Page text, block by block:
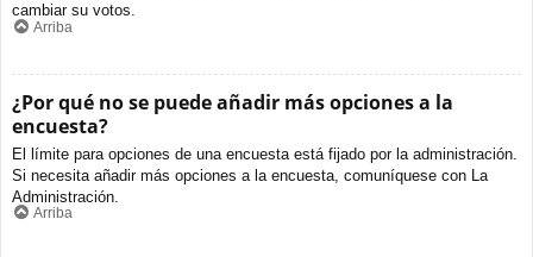
cambiar su votos.
Arriba
¿Por qué no se puede añadir más opciones a la
encuesta?
El límite para opciones de una encuesta está fijado por la administración.
Si necesita añadir más opciones a la encuesta, comuníquese con La
Administración.
Arriba